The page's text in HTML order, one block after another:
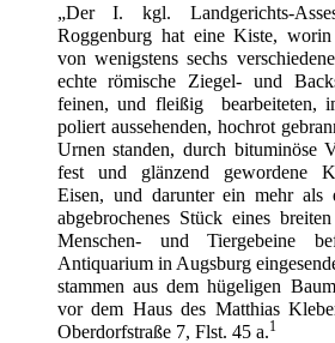
„Der I. kgl. Landgerichts-
Roggenburg hat eine Kiste,
von wenigstens sechs
echte römische Ziegel- und
feinen, und fleißig bearbeiteten,
poliert aussehenden, hochrot
Urnen standen, durch bituminöse
fest und glänzend gewordene
Eisen, und darunter ein mehr als
abgebrochenes Stück eines
Menschen- und Tiergebeine
Antiquarium in Augsburg
stammen aus dem hügeligen
vor dem Haus des Matthias
Oberdorfstraße 7, Flst. 45 a.1